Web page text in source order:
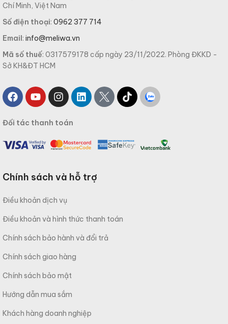
Chí Minh, Việt Nam
Số điện thoại: 0962 377 714
Email: info@meliwa.vn
Mã số thuế: 0317579178 cấp ngày 23/11/2022. Phòng ĐKKD -
Sở KH&ĐT HCM
Đối tác thanh toán
Chính sách và hỗ trợ
Điều khoản dịch vụ
Điều khoản và hình thức thanh toán
Chính sách bảo hành và đổi trả
Chính sách giao hàng
Chính sách bảo mật
Hướng dẫn mua sắm
Khách hàng doanh nghiệp